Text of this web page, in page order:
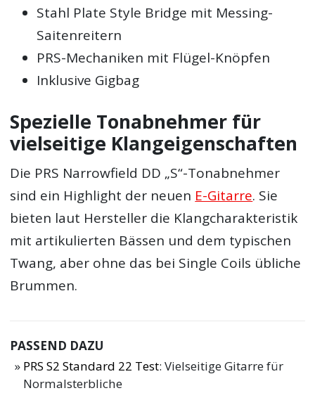
Stahl Plate Style Bridge mit Messing-
Saitenreitern
PRS-Mechaniken mit Flügel-Knöpfen
Inklusive Gigbag
Spezielle Tonabnehmer für
vielseitige Klangeigenschaften
Die PRS Narrowfield DD „S“-Tonabnehmer
sind ein Highlight der neuen E-Gitarre. Sie
bieten laut Hersteller die Klangcharakteristik
mit artikulierten Bässen und dem typischen
Twang, aber ohne das bei Single Coils übliche
Brummen.
PASSEND DAZU
PRS S2 Standard 22 Test: Vielseitige Gitarre für
Normalsterbliche